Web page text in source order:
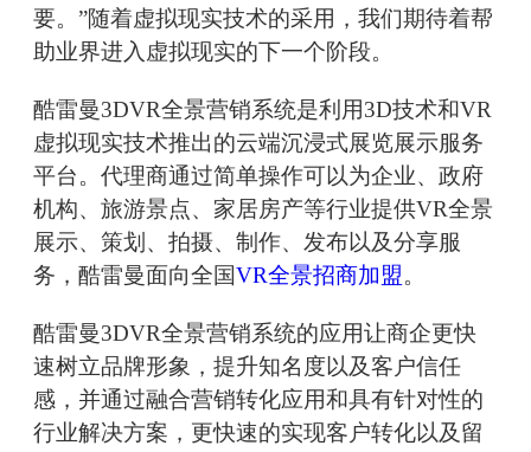
要。”随着虚拟现实技术的采用，我们期待着帮
助业界进入虚拟现实的下一个阶段。
酷雷曼3DVR全景营销系统是利用3D技术和VR
虚拟现实技术推出的云端沉浸式展览展示服务
平台。代理商通过简单操作可以为企业、政府
机构、旅游景点、家居房产等行业提供VR全景
展示、策划、拍摄、制作、发布以及分享服
务，酷雷曼面向全国VR全景招商加盟。
酷雷曼3DVR全景营销系统的应用让商企更快
速树立品牌形象，提升知名度以及客户信任
感，并通过融合营销转化应用和具有针对性的
行业解决方案，更快速的实现客户转化以及留